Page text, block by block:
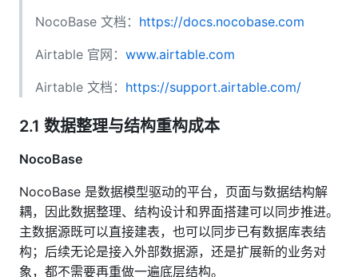
NocoBase 文档： https://docs.nocobase.com
Airtable 官网： www.airtable.com
Airtable 文档： https://support.airtable.com/
2.1 数据整理与结构重构成本
NocoBase
NocoBase 是数据模型驱动的平台，页面与数据结构解
耦，因此数据整理、结构设计和界面搭建可以同步推进。
主数据源既可以直接建表，也可以同步已有数据库表结
构；后续无论是接入外部数据源，还是扩展新的业务对
象，都不需要再重做一遍底层结构。